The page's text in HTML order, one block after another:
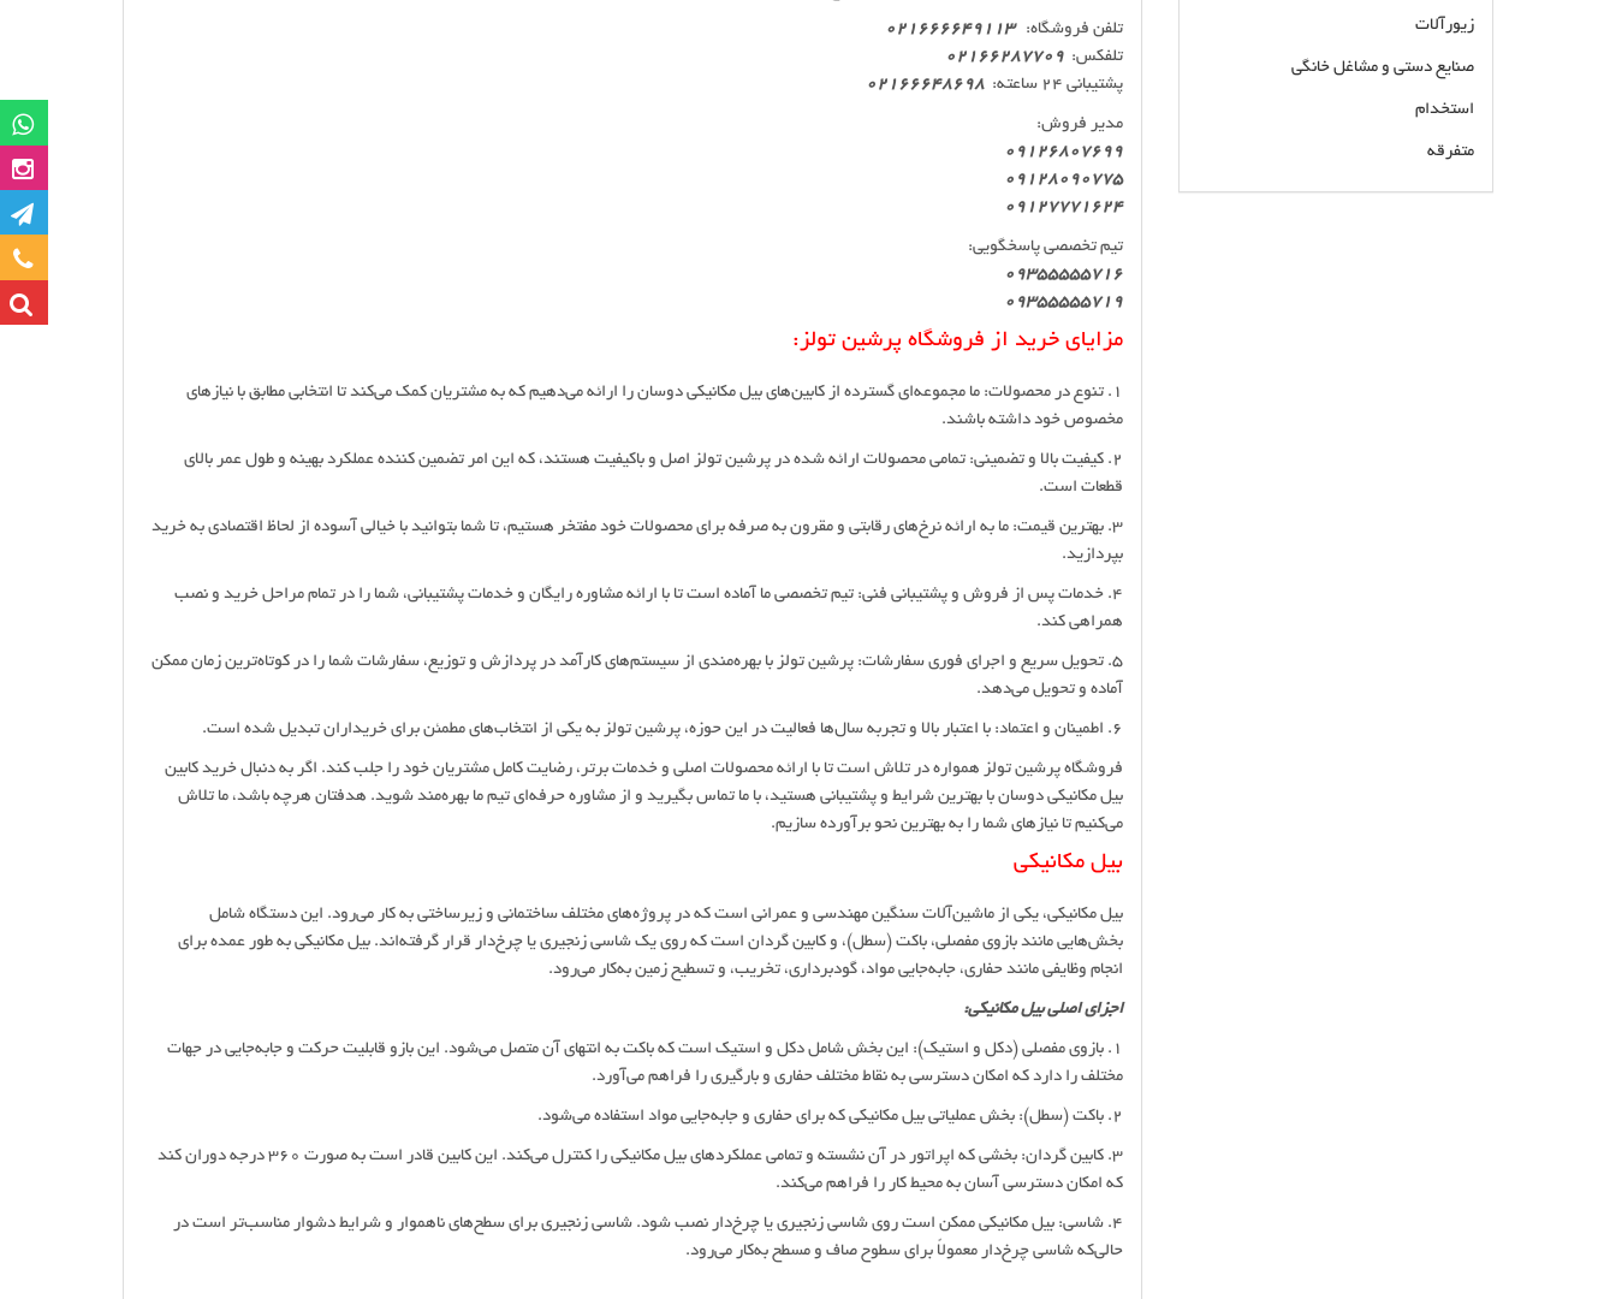
تلفن فروشگاه:021666649113
تلفکس:02166287709
پشتیبانی 24 ساعته:
02166648698
مدیر فروش:
09126807699
09128090775
09127771624
تیم تخصصی پاسخگویی:
09355555716
09355555719
مزایای خرید از فروشگاه پرشین تولز:
1. تنوع در محصولات: ما مجموعه‌ای گسترده از کابین‌های بیل مکانیکی دوسان را ارائه می‌دهیم که به مشتریان کمک می‌کند تا انتخابی مطابق با نیازهای
مخصوص خود داشته باشند.
2. کیفیت بالا و تضمینی: تمامی محصولات ارائه شده در پرشین تولز اصل و باکیفیت هستند، که این امر تضمین کننده عملکرد بهینه و طول عمر بالای
قطعات است.
3. بهترین قیمت: ما به ارائه نرخ‌های رقابتی و مقرون به صرفه برای محصولات خود مفتخر هستیم، تا شما بتوانید با خیالی آسوده از لحاظ اقتصادی به خرید
بپردازید.
4. خدمات پس از فروش و پشتیبانی فنی: تیم تخصصی ما آماده است تا با ارائه مشاوره رایگان و خدمات پشتیبانی، شما را در تمام مراحل خرید و نصب
همراهی کند.
5. تحویل سریع و اجرای فوری سفارشات: پرشین تولز با بهره‌مندی از سیستم‌های کارآمد در پردازش و توزیع، سفارشات شما را در کوتاه‌ترین زمان ممکن
آماده و تحویل می‌دهد.
6. اطمینان و اعتماد: با اعتبار بالا و تجربه سال‌ها فعالیت در این حوزه، پرشین تولز به یکی از انتخاب‌های مطمئن برای خریداران تبدیل شده است.
فروشگاه پرشین تولز همواره در تلاش است تا با ارائه محصولات اصلی و خدمات برتر، رضایت کامل مشتریان خود را جلب کند. اگر به دنبال خرید کابین
بیل مکانیکی دوسان با بهترین شرایط و پشتیبانی هستید، با ما تماس بگیرید و از مشاوره حرفه‌ای تیم ما بهره‌مند شوید. هدفتان هرچه باشد، ما تلاش
می‌کنیم تا نیازهای شما را به بهترین نحو برآورده سازیم.
بیل مکانیکی
بیل مکانیکی، یکی از ماشین‌آلات سنگین مهندسی و عمرانی است که در پروژه‌های مختلف ساختمانی و زیرساختی به کار می‌رود. این دستگاه شامل
بخش‌هایی مانند بازوی مفصلی، باکت (سطل)، و کابین گردان است که روی یک شاسی زنجیری یا چرخ‌دار قرار گرفته‌اند. بیل مکانیکی به طور عمده برای
انجام وظایفی مانند حفاری، جابه‌جایی مواد، گودبرداری، تخریب، و تسطیح زمین به‌کار می‌رود.
اجزای اصلی بیل مکانیکی:
1. بازوی مفصلی (دکل و استیک): این بخش شامل دکل و استیک است که باکت به انتهای آن متصل می‌شود. این بازو قابلیت حرکت و جابه‌جایی در جهات
مختلف را دارد که امکان دسترسی به نقاط مختلف حفاری و بارگیری را فراهم می‌آورد.
2. باکت (سطل): بخش عملیاتی بیل مکانیکی که برای حفاری و جابه‌جایی مواد استفاده می‌شود.
3. کابین گردان: بخشی که اپراتور در آن نشسته و تمامی عملکردهای بیل مکانیکی را کنترل می‌کند. این کابین قادر است به صورت ۳۶۰ درجه دوران کند
که امکان دسترسی آسان به محیط کار را فراهم می‌کند.
4. شاسی: بیل مکانیکی ممکن است روی شاسی زنجیری یا چرخ‌دار نصب شود. شاسی زنجیری برای سطح‌های ناهموار و شرایط دشوار مناسب‌تر است در
حالی‌که شاسی چرخ‌دار معمولاً برای سطوح صاف و مسطح به‌کار می‌رود.
زیورآلات
صنایع دستی و مشاغل خانگی
استخدام
متفرقه